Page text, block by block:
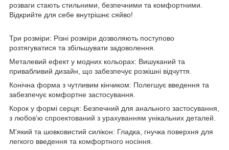
розваги стають стильними, безпечними та комфортними.
Відкрийте для себе внутрішнє сяйво!
Три розміри: Різні розміри дозволяють поступово
розтягуватися та збільшувати задоволення.
Металевий ефект у модних кольорах: Вишуканий та
привабливий дизайн, що забезпечує розкішні відчуття.
Конічна форма з чутливим кінчиком: Полегшує введення та
забезпечує комфортне застосування.
Корок у формі серця: Безпечний для анального застосування,
з любов'ю спроектований з урахуванням унікальних деталей.
М'який та шовковистий силікон: Гладка, гнучка поверхня для
легкого введення та комфортного носіння.